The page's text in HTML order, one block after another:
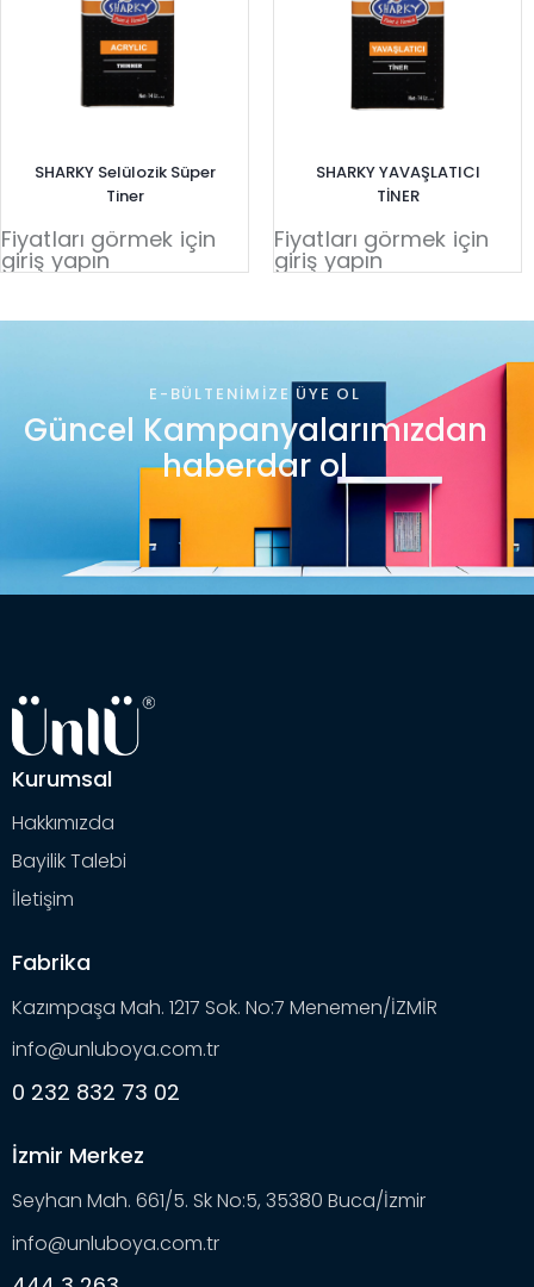
SHARKY Selülozik Süper
Tiner
Fiyatları görmek için
giriş yapın
SHARKY YAVAŞLATICI
TİNER
Fiyatları görmek için
giriş yapın
E-BÜLTENIMIZE ÜYE OL
Güncel Kampanyalarımızdan
haberdar ol
Kurumsal
Hakkımızda
Bayilik Talebi
İletişim
Fabrika
Kazımpaşa Mah. 1217 Sok. No:7 Menemen/İZMİR
info@unluboya.com.tr
0 232 832 73 02
İzmir Merkez
Seyhan Mah. 661/5. Sk No:5, 35380 Buca/İzmir
info@unluboya.com.tr